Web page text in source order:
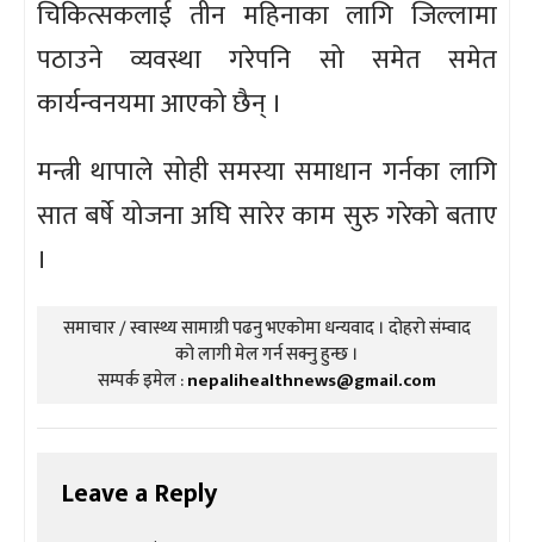
चिकित्सकलाई तीन महिनाका लागि जिल्लामा
पठाउने व्यवस्था गरेपनि सो समेत समेत
कार्यन्वनयमा आएको छैन् ।
मन्त्री थापाले सोही समस्या समाधान गर्नका लागि
सात बर्षे योजना अघि सारेर काम सुरु गरेको बताए
।
समाचार / स्वास्थ्य सामाग्री पढनु भएकोमा धन्यवाद । दोहरो संम्वाद
को लागी मेल गर्न सक्नु हुन्छ ।
सम्पर्क इमेल :nepalihealthnews@gmail.com
Leave a Reply